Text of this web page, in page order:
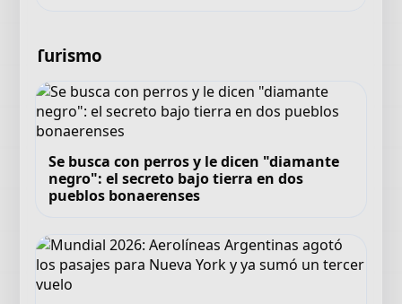
Turismo
Se busca con perros y le dicen "diamante
negro": el secreto bajo tierra en dos
pueblos bonaerenses